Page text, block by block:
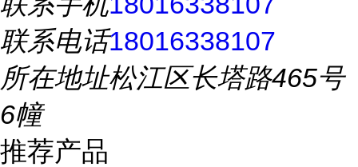
联系电话18016338107
所在地址松江区长塔路465号
6幢
推荐产品